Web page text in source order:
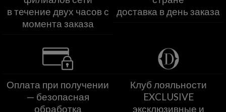
в течение двух часов с
момента заказа
доставка в день заказа
Оплата при получении
— безопасная
обработка
Клуб лояльности
EXCLUSIVE
эксклюзивные и